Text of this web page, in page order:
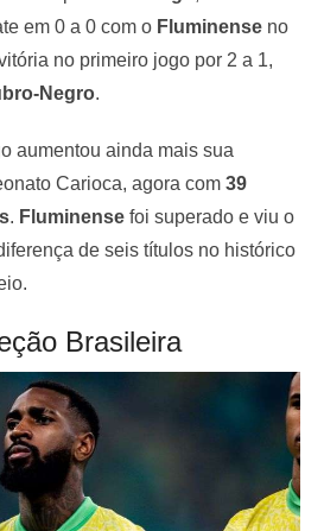
em 0 a 0 com o Fluminense no
no primeiro jogo por 2 a 1,
Negro.
aumentou ainda mais sua
Carioca, agora com 39
. Fluminense foi superado e viu o
de seis títulos no histórico
Brasileira